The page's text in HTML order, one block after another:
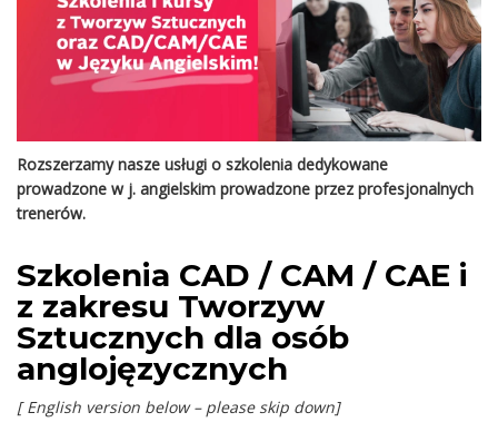
Rozszerzamy nasze usługi o szkolenia dedykowane
prowadzone w j. angielskim prowadzone przez profesjonalnych
trenerów.
Szkolenia CAD / CAM / CAE i
z zakresu Tworzyw
Sztucznych dla osób
anglojęzycznych
[ English version below – please skip down]